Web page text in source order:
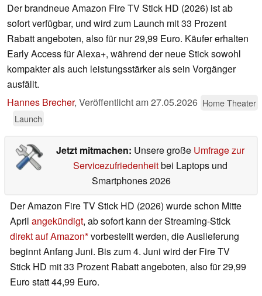
Der brandneue Amazon Fire TV Stick HD (2026) ist ab
sofort verfügbar, und wird zum Launch mit 33 Prozent
Rabatt angeboten, also für nur 29,99 Euro. Käufer erhalten
Early Access für Alexa+, während der neue Stick sowohl
kompakter als auch leistungsstärker als sein Vorgänger
ausfällt.
Hannes Brecher, Veröffentlicht am27.05.2026 Home Theater
Launch
Jetzt mitmachen: Unsere große Umfrage zur
Servicezufriedenheitbei Laptops und
Smartphones 2026
Der Amazon Fire TV Stick HD (2026) wurde schon Mitte
April angekündigt, ab sofort kann der Streaming-Stick
direkt auf Amazon vorbestellt werden, die Auslieferung
beginnt Anfang Juni. Bis zum 4. Juni wird der Fire TV
Stick HD mit 33 Prozent Rabatt angeboten, also für 29,99
Euro statt 44,99 Euro.